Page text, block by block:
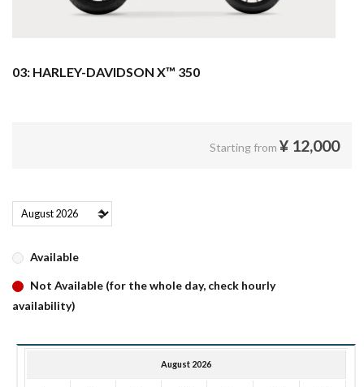
03: HARLEY-DAVIDSON X™ 350
Starting from ¥ 12,000
Available
Not Available (for the whole day, check hourly
availability)
August 2026